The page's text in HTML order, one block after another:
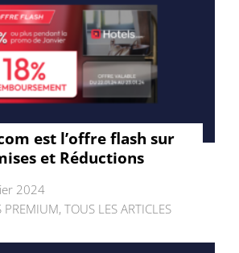
est l’offre flash sur
et Réductions
2024
PREMIUM, TOUS LES ARTICLES